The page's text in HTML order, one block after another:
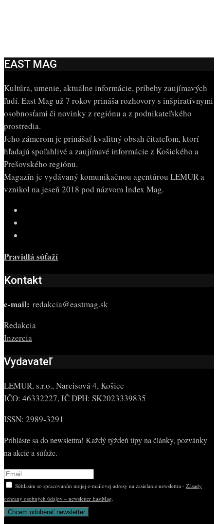
EAST MAG
Kultúra, umenie, aktuálne informácie, príbehy zaujímavých
ľudí. East Mag už 7 rokov prináša rozhovory s inšpiratívnymi
osobnosťami či novinky z regiónu a z podnikateľského
prostredia.
Jeho zámerom je prinášať kvalitný obsah čitateľom, ktorí
hľadajú spoľahlivé a zaujímavé informácie z Košického a
Prešovského regiónu.
Magazín je vydávaný komunikačnou agentúrou LEMUR a
vznikol na jeseň 2018 pod názvom Index Mag.
Pravidlá súťaží
Kontakt
e-mail: redakcia@eastmag.sk
Redakcia
Inzercia
Vydavateľ
LEMUR, s.r.o., Narcisová 4, Košice
IČO: 46332227, IČ DPH: SK2023339835
ISSN: 2989-3291
Prihláste sa do newslettra! Každý týždeň tipy na články, pozvánky
na akcie a súťaže.
Súhlasím so spracovaním mojej e-mailovej adresy na zasielanie newslettra - Zásady
ochrany osobných údajov – newsletter EastMag.